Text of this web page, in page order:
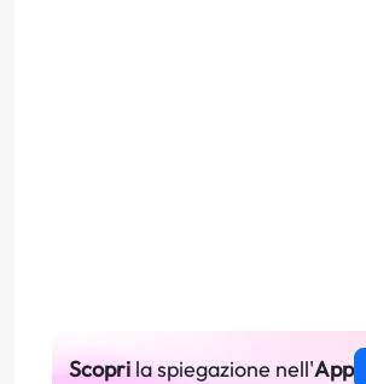
Scoprila spiegazione nell'App